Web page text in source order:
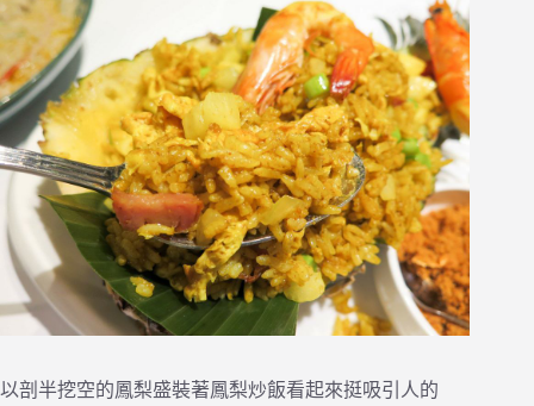
以剖半挖空的鳳梨盛裝著鳳梨炒飯看起來挺吸引人的